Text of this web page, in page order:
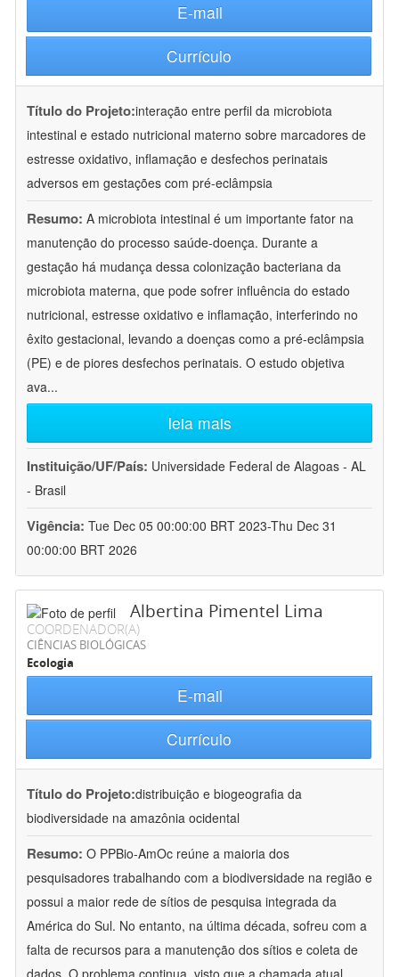
E-mail
Currículo
Título do Projeto:interação entre perfil da microbiota
intestinal e estado nutricional materno sobre marcadores de
estresse oxidativo, inflamação e desfechos perinatais
adversos em gestações com pré-eclâmpsia
Resumo: A microbiota intestinal é um importante fator na
manutenção do processo saúde-doença. Durante a
gestação há mudança dessa colonização bacteriana da
microbiota materna, que pode sofrer influência do estado
nutricional, estresse oxidativo e inflamação, interferindo no
êxito gestacional, levando a doenças como a pré-eclâmpsia
(PE) e de piores desfechos perinatais. O estudo objetiva
ava...
leia mais
Instituição/UF/País: Universidade Federal de Alagoas - AL
- Brasil
Vigência: Tue Dec 05 00:00:00 BRT 2023-Thu Dec 31
00:00:00 BRT 2026
Albertina Pimentel Lima
COORDENADOR(A)
CIÊNCIAS BIOLÓGICAS
Ecologia
E-mail
Currículo
Título do Projeto:distribuição e biogeografia da
biodiversidade na amazônia ocidental
Resumo: O PPBio-AmOc reúne a maioria dos
pesquisadores trabalhando com a biodiversidade na região e
possui a maior rede de sítios de pesquisa integrada da
América do Sul. No entanto, na última década, sofreu com a
falta de recursos para a manutenção dos sítios e coleta de